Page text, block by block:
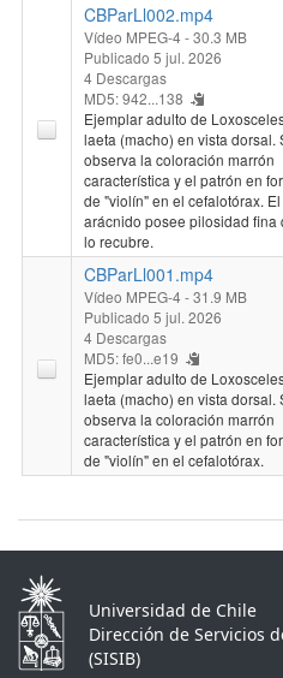
CBParLl002.mp4
Vídeo MPEG-4 - 30.3 MB
Publicado 5 jul. 2026
4 Descargas
MD5: 942...138
Ejemplar adulto de
laeta (macho) en vista dorsal.
observa la coloración marrón
característica y el patrón en
de "violín" en el cefalotórax. El
arácnido posee pilosidad fina
lo recubre.
CBParLl001.mp4
Vídeo MPEG-4 - 31.9 MB
Publicado 5 jul. 2026
4 Descargas
MD5: fe0...e19
Ejemplar adulto de
laeta (macho) en vista dorsal.
observa la coloración marrón
característica y el patrón en
de "violín" en el cefalotórax.
Universidad de Chile
Dirección de Servicios
(SISIB)